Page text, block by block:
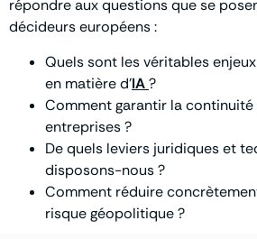
répondre aux questions que se
décideurs européens :
Quels sont les véritables
en matière d’IA?
Comment garantir la
entreprises ?
De quels leviers juridiques et
disposons-nous ?
Comment réduire
risque géopolitique ?